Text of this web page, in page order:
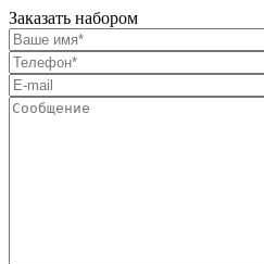
Заказать набором